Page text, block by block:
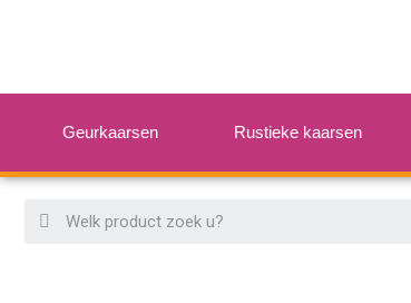
Geurkaarsen Rustieke kaarsen